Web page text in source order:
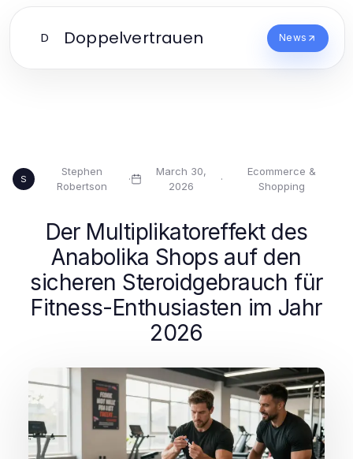
D Doppelvertrauen News
S
Stephen
Robertson
·
March 30,
2026
·
Ecommerce &
Shopping
Der Multiplikatoreffekt des
Anabolika Shops auf den
sicheren Steroidgebrauch für
Fitness-Enthusiasten im Jahr
2026